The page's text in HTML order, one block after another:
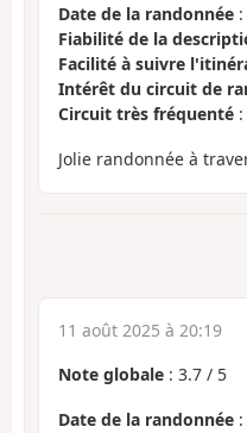
Date de la randonnée
Fiabilité de la
Facilité à suivre
Intérêt du circuit de
Circuit très fréquenté
Jolie randonnée à
11 août 2025 à 20:19
Note globale : 3.7 / 5
Date de la randonnée